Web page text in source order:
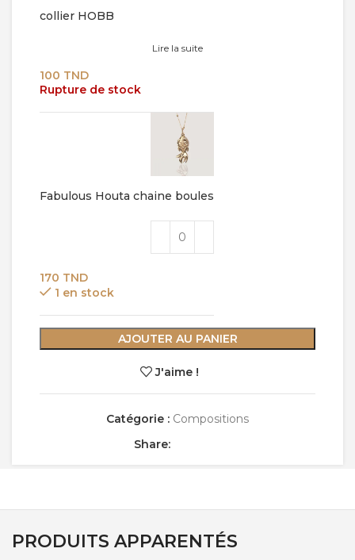
collier HOBB
Lire la suite
100 TND
Rupture de stock
Fabulous Houta chaine boules
170 TND
1 en stock
AJOUTER AU PANIER
J'aime !
Catégorie : Compositions
Share:
PRODUITS APPARENTÉS